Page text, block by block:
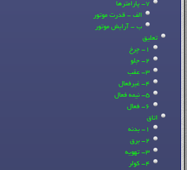
7- پارامترها
الف - قدرت موتور
ب - آرایش موتور
تعلیق
1- چرخ
2- جلو
3- عقب
4- غیرفعال
5- نیمه فعال
6- فعال
اتاق
1- بدنه
2- برق
3- تهویه
4- کولر